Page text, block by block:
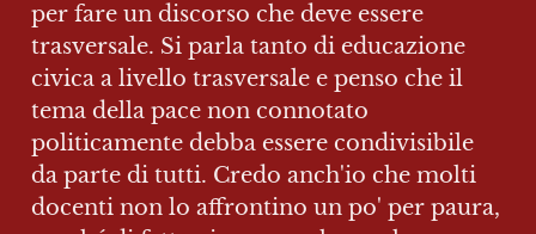
per fare un discorso che deve essere
trasversale. Si parla tanto di educazione
civica a livello trasversale e penso che il
tema della pace non connotato
politicamente debba essere condivisibile
da parte di tutti. Credo anch'io che molti
docenti non lo affrontino un po' per paura,